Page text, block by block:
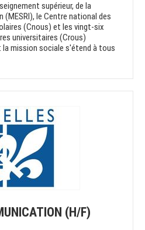
supérieur, de la
(MESRI), le Centre national des
(Cnous) et les vingt-six
universitaires (Crous)
mission sociale s'étend à tous
(H/F)